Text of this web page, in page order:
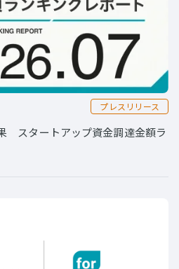
プレスリリース
スタートアップ資金調達金額ラ